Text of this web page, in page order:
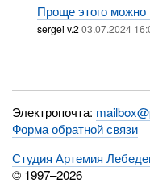
Проще этого можно
sergei v.203.07.2024
Электропочта:
Форма обратной связи
Студия Артемия
© 1997–2026